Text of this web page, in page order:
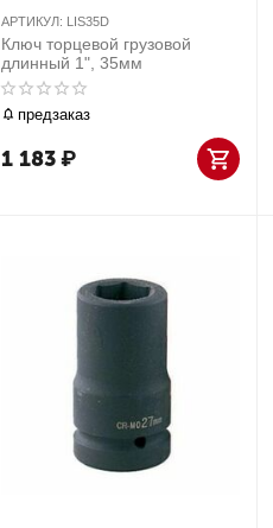
АРТИКУЛ: LIS35D
Ключ торцевой грузовой
длинный 1", 35мм
предзаказ
1 183₽